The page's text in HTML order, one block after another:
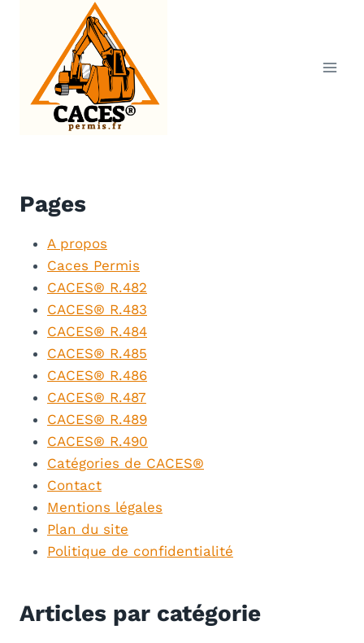
Pages
A propos
Caces Permis
CACES® R.482
CACES® R.483
CACES® R.484
CACES® R.485
CACES® R.486
CACES® R.487
CACES® R.489
CACES® R.490
Catégories de CACES®
Contact
Mentions légales
Plan du site
Politique de confidentialité
Articles par catégorie